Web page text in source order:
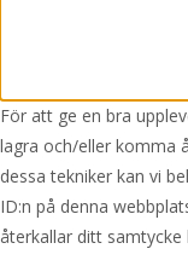
För att ge en bra
lagra och/eller komma
dessa tekniker kan vi
ID:n på denna
återkallar ditt